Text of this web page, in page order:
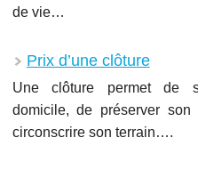
de vie…
Prix d’une clôture
Une clôture permet de
domicile, de préserver
circonscrire son terrain….